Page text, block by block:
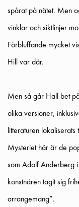
spårat på nätet. Men
vinklar och siktlinjer
Förbluffande mycket
Hill var där.
Men så går Hall betpå
olika versioner,
litteraturen
Mysteriet här är de
som Adolf Anderberg
konstnären tagit sig
arrangemang”.